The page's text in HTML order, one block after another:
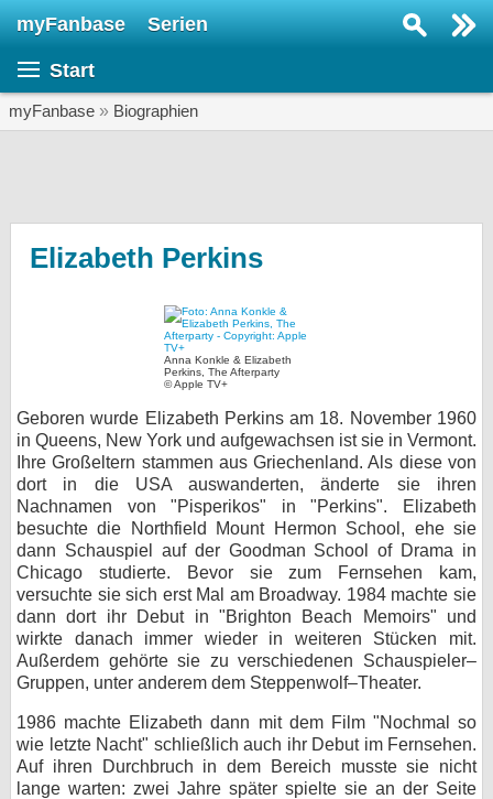
myFanbase Serien
Start
myFanbase » Biographien
Elizabeth Perkins
Anna Konkle & Elizabeth
Perkins, The Afterparty
© Apple TV+
Geboren wurde Elizabeth Perkins am 18. November 1960
in Queens, New York und aufgewachsen ist sie in Vermont.
Ihre Großeltern stammen aus Griechenland. Als diese von
dort in die USA auswanderten, änderte sie ihren
Nachnamen von "Pisperikos" in "Perkins". Elizabeth
besuchte die Northfield Mount Hermon School, ehe sie
dann Schauspiel auf der Goodman School of Drama in
Chicago studierte. Bevor sie zum Fernsehen kam,
versuchte sie sich erst Mal am Broadway. 1984 machte sie
dann dort ihr Debut in "Brighton Beach Memoirs" und
wirkte danach immer wieder in weiteren Stücken mit.
Außerdem gehörte sie zu verschiedenen Schauspieler–
Gruppen, unter anderem dem Steppenwolf–Theater.
1986 machte Elizabeth dann mit dem Film "Nochmal so
wie letzte Nacht" schließlich auch ihr Debut im Fernsehen.
Auf ihren Durchbruch in dem Bereich musste sie nicht
lange warten: zwei Jahre später spielte sie an der Seite
KULTUR
Specials
Gewinnspiele
Forum
bei X
bei Facebook
Kontakt
Nutzungsbedingungen
Datenschutz
Cookie-Einstellungen